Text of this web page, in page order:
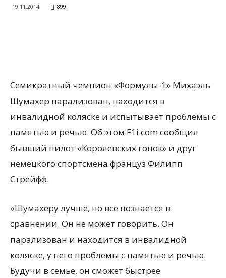
19.11.2014 899
Семикратный чемпион «Формулы-1» Михаэль
Шумахер парализован, находится в
инвалидной коляске и испытывает проблемы с
памятью и речью. Об этом F1i.com сообщил
бывший пилот «Королевских гонок» и друг
немецкого спортсмена француз Филипп
Стрейфф.
«Шумахерулучше, но все познается в
сравнении. Он не может говорить. Он
парализован и находится в инвалидной
коляске, у него проблемы с памятью и речью.
Будучи в семье, он сможет быстрее